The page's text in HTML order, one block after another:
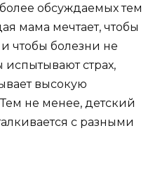
обсуждаемых тем
мама мечтает, чтобы
чтобы болезни не
испытывают страх,
высокую
не менее, детский
с разными